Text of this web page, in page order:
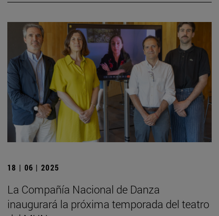
18 | 06 | 2025
La Compañía Nacional de Danza
inaugurará la próxima temporada del teatro